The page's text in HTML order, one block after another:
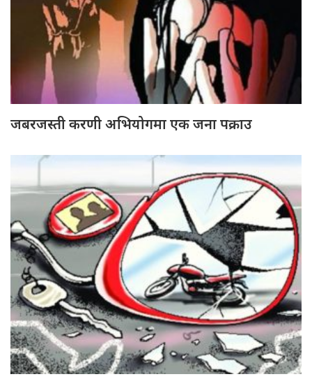
जबरजस्ती करणी अभियोगमा एक जना पक्राउ